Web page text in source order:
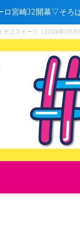
宮崎J2開幕▽そろ
チゴスイーツ（2026年03月